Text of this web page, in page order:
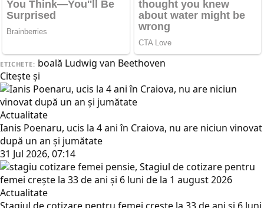
ETICHETE: boală Ludwig van Beethoven
Citește și
Actualitate
Ianis Poenaru, ucis la 4 ani în Craiova, nu are niciun vinovat
după un an și jumătate
31 Jul 2026, 07:14
Actualitate